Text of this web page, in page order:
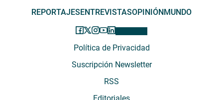
REPORTAJESENTREVISTASOPINIÓNMUNDO
Política de Privacidad
Suscripción Newsletter
RSS